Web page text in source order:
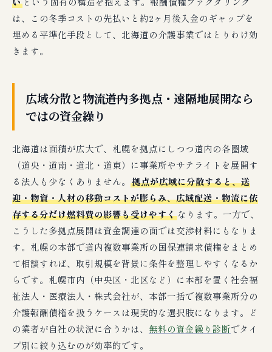
は、この冬季コストの先払いと約2ヶ月後入金のギャップを
埋める平準化手段として、北海道の介護事業ではとりわけ効
きます。
広域分散と物流――道内多拠点・遠隔地展開なら
ではの資金繰り
北海道は面積が広大で、札幌を拠点にしつつ道内の各圏域
（道央・道南・道北・道東）に事業所やサテライトを展開す
る法人も少なくありません。 拠点が広域に分散すると、送
迎・物資・人材の移動コストが膨らみ、広域配送・物流に依
存する分だけ燃料費の影響も受けやすくなります。一方で、
こうした多拠点展開は資金調達の面では交渉材料にもなりま
す。札幌の本部で道内複数事業所の国保連請求債権をまとめ
て相談すれば、取引規模を背景に条件を整理しやすくなるか
らです。札幌市内（中央区・北区など）に本部を置く社会福
祉法人・医療法人・株式会社が、本部一括で複数事業所分の
介護報酬債権を扱うケースは現実的な選択肢になります。ど
の業者が自社の状況に合うかは、 無料の資金繰り診断でタイ
プ別に絞り込むのが効率的です。